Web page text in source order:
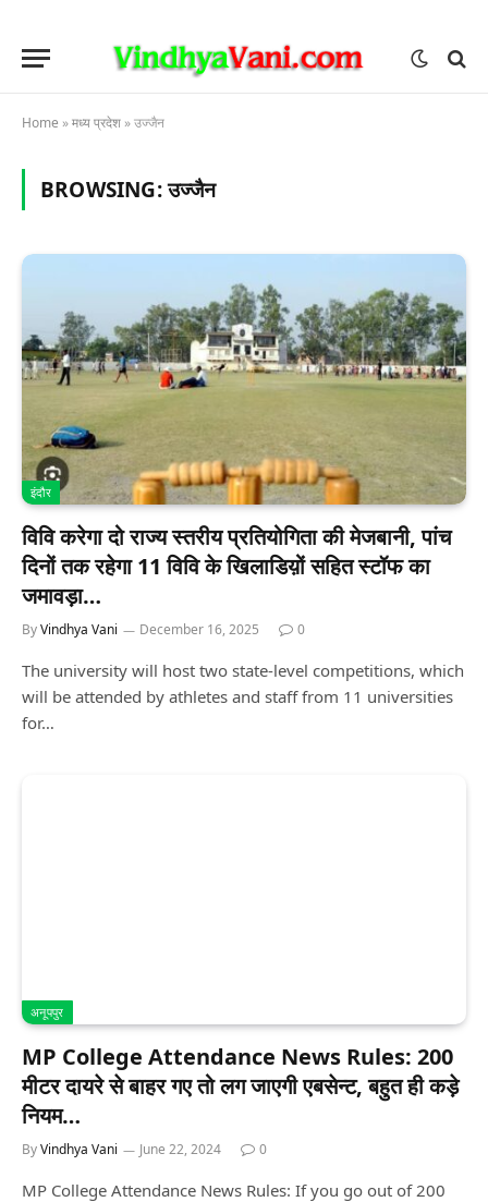
Home »मध्य प्रदेश »उज्जैन
BROWSING:उज्जैन
इंदौर
विवि करेगा दो राज्य स्तरीय प्रतियोगिता की मेजबानी, पांच
दिनों तक रहेगा 11 विवि के खिलाडिय़ों सहित स्टॉफ का
जमावड़ा…
ByVindhya Vani December 16, 2025 0
The university will host two state-level competitions, which
will be attended by athletes and staff from 11 universities
for…
अनूपपुर
MP College Attendance News Rules: 200
मीटर दायरे से बाहर गए तो लग जाएगी एबसेन्ट, बहुत ही कड़े
नियम…
ByVindhya Vani June 22, 2024 0
MP College Attendance News Rules: If you go out of 200